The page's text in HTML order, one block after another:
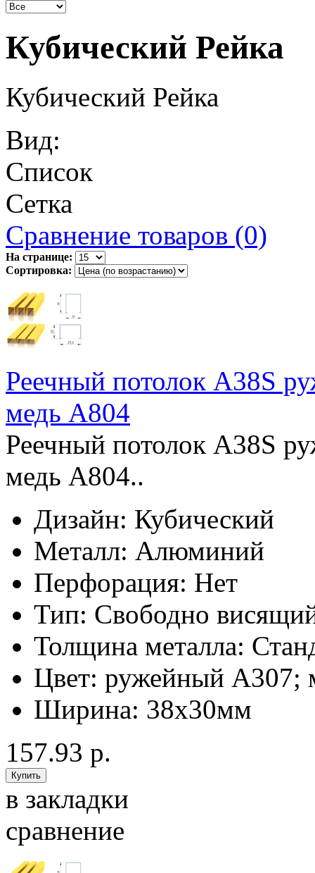
Кубический Рейка
Кубический Рейка
Вид:
Список
Сетка
Сравнение товаров (0)
На странице:
Сортировка:
Реечный потолок A38S
медь А804
Реечный потолок A38S
медь А804..
Дизайн: Кубический
Металл: Алюминий
Перфорация: Нет
Тип: Свободно
Толщина металла:
Цвет: ружейный А307;
Ширина: 38x30мм
157.93 р.
в закладки
сравнение